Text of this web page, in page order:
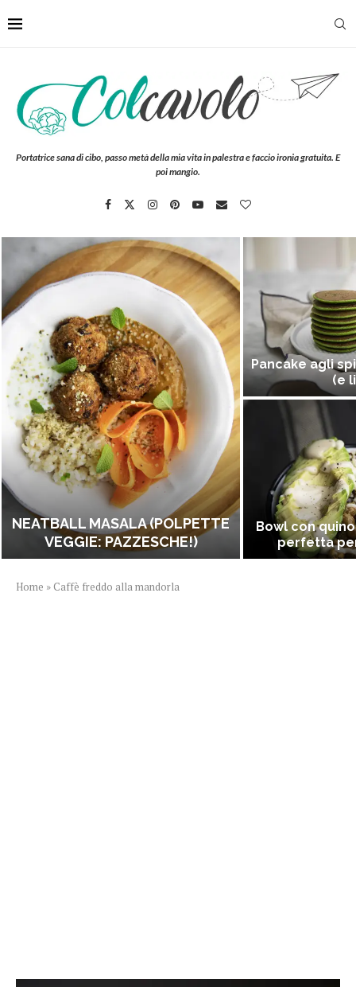
Portatrice sana di cibo, passo metà della mia vita in palestra e faccio ironia gratuita. E
poi mangio.
NEATBALL MASALA (POLPETTE
VEGGIE: PAZZESCHE!)
Pancake agli
(e
Bowl con
perfetta
Home » Caffè freddo alla mandorla